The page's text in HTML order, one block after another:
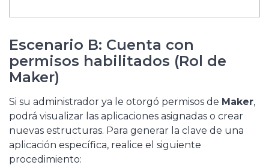
Escenario B: Cuenta con
permisos habilitados (Rol de
Maker)
Si su administrador ya le otorgó permisos de Maker,
podrá visualizar las aplicaciones asignadas o crear
nuevas estructuras. Para generar la clave de una
aplicación específica, realice el siguiente
procedimiento: